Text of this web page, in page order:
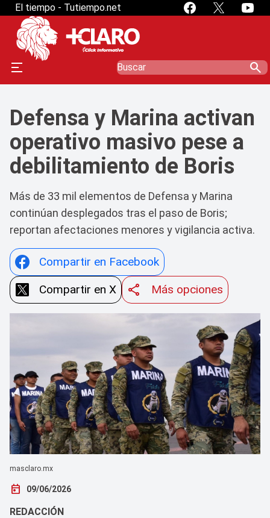
El tiempo - Tutiempo.net
search
Defensa y Marina activan
operativo masivo pese a
debilitamiento de Boris
Más de 33 mil elementos de Defensa y Marina
continúan desplegados tras el paso de Boris;
reportan afectaciones menores y vigilancia activa.
Compartir en Facebook
Compartir en X
Más opciones
masclaro.mx
today 09/06/2026
REDACCIÓN